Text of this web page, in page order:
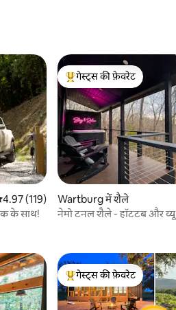
रेटिंग 5 में से 4.97, 119 समीक्षाएँ
4.97 (119)
के साथ!
गेस्ट्स का टॉप फ़ेवरेट
गेस्ट्स की फ़ेवरेट
Wartburg में शैले
नेमो टनल शैले - हॉटटब और व्यू
गेस्ट्स का टॉप फ़ेवरेट
गेस्ट्स की फ़ेवरेट